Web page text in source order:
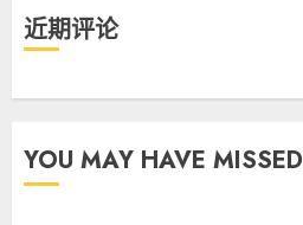
近期评论
YOU MAY HAVE MISSED